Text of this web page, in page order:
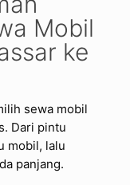
Mobil
ke
sewa mobil
Dari pintu
mobil, lalu
panjang.